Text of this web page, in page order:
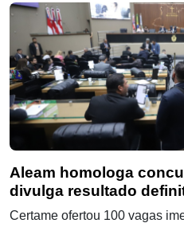
Aleam homologa
divulga resultado
Certame ofertou 100 vagas